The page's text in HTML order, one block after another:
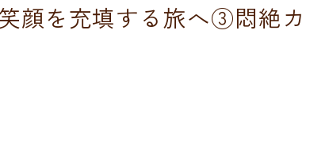
顔を充填する旅へ③悶絶カ